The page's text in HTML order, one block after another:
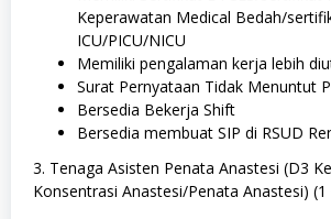
Keperawatan Medical Bedah/
ICU/PICU/NICU
Memiliki pengalaman kerja lebih
Surat Pernyataan Tidak Menuntut
Bersedia Bekerja Shift
Bersedia membuat SIP di RSUD
3. Tenaga Asisten Penata Anastesi (D3
Konsentrasi Anastesi/Penata Anastesi) (1